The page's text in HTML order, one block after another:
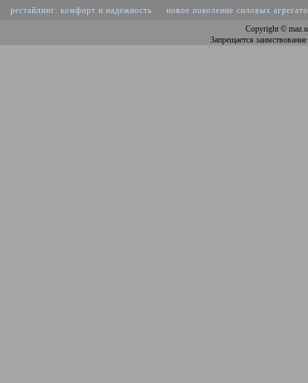
рестайлинг: комфорт и надежность
новое поколение силовых
Copyright©
Запрещается